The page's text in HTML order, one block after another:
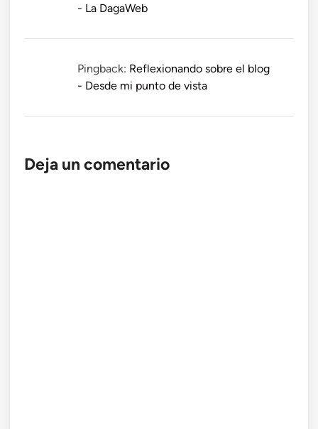
- La DagaWeb
Pingback: Reflexionando sobre el blog
- Desde mi punto de vista
Deja un comentario